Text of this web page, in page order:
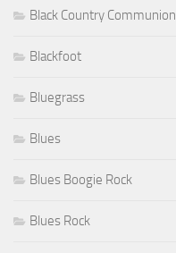
Black Country Communion
Blackfoot
Bluegrass
Blues
Blues Boogie Rock
Blues Rock